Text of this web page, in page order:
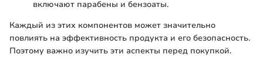
включают парабены и бензоаты.
Каждый из этих компонентов может значительно
повлиять на эффективность продукта и его безопасность.
Поэтому важно изучить эти аспекты перед покупкой.